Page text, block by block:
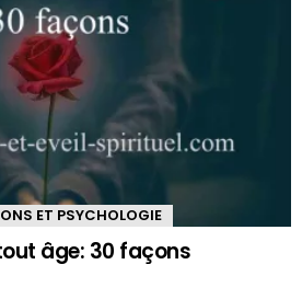
ET PSYCHOLOGIE
âge: 30 façons